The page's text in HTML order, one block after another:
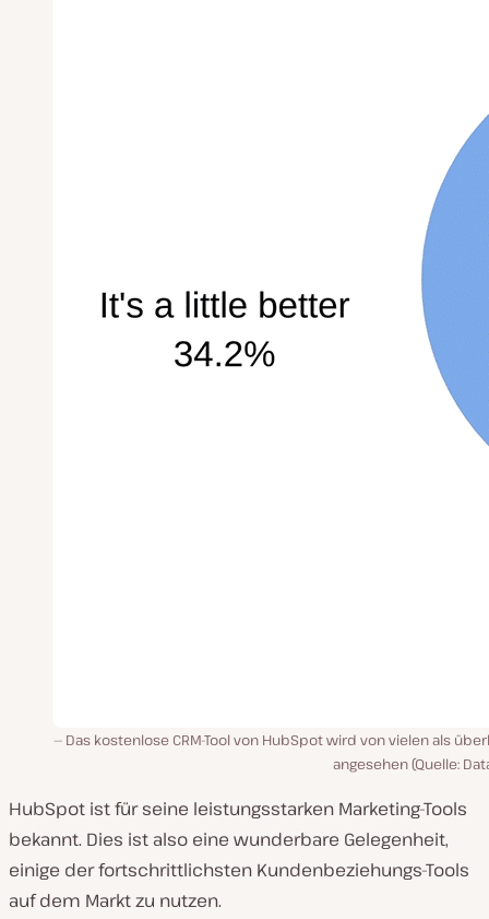
Das kostenlose CRM-Tool von HubSpot wird von vielen als
angesehen (Quelle:
HubSpot ist für seine leistungsstarken Marketing-Tools
bekannt. Dies ist also eine wunderbare Gelegenheit,
einige der fortschrittlichsten Kundenbeziehungs-Tools
auf dem Markt zu nutzen.